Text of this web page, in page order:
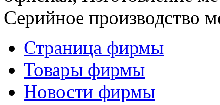
Серийное производство
Страница фирмы
Товары фирмы
Новости фирмы